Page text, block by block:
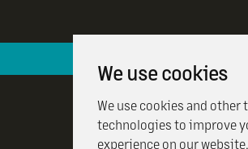
We use cookies
We use cookies and other
technologies to improve
experience on our